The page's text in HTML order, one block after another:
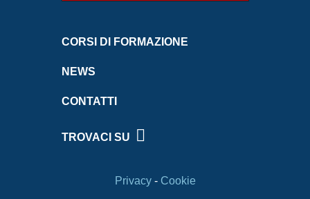
CORSI DI FORMAZIONE
NEWS
CONTATTI
TROVACI SU
Privacy- Cookie